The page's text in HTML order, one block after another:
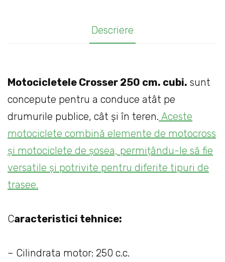
Descriere
Motocicletele Crosser 250 cm. cubi. sunt
concepute pentru a conduce atât pe
drumurile publice, cât și în teren. Aceste
motociclete combină elemente de motocross
și motociclete de șosea, permițându-le să fie
versatile și potrivite pentru diferite tipuri de
trasee.
Caracteristici tehnice:
– Cilindrata motor: 250 c.c.